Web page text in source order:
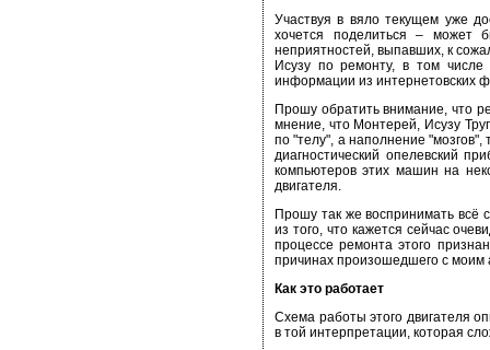
Участвуя в вяло текущем уже
хочется поделиться – может
неприятностей, выпавших, к
Исузу по ремонту, в том
информации из интернетовских
Прошу обратить внимание, что
мнение, что Монтерей, Исузу
по "телу", а наполнение
диагностический опелевский
компьютеров этих машин на
двигателя.
Прошу так же воспринимать всё
из того, что кажется сейчас
процессе ремонта этого
причинах произошедшего с моим
Как это работает
Схема работы этого двигателя
в той интерпретации, которая